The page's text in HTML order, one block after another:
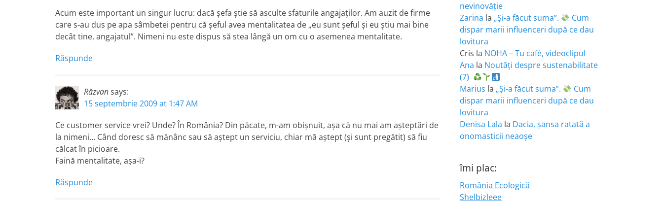
Acum este important un singur lucru: dacă şefa ştie să asculte sfaturile angajaţilor. Am auzit de firme
care s-au dus pe apa sâmbetei pentru că şeful avea mentalitatea de „eu sunt şeful şi eu ştiu mai bine
decât tine, angajatul”. Nimeni nu este dispus să stea lângă un om cu o asemenea mentalitate.
Răspunde
Răzvansays:
15 septembrie 2009 at 1:47 AM
Ce customer service vrei? Unde? În România? Din păcate, m-am obişnuit, aşa că nu mai am aşteptări de
la nimeni… Când doresc să mănânc sau să aştept un serviciu, chiar mă aştept (şi sunt pregătit) să fiu
călcat în picioare.
Faină mentalitate, aşa-i?
Răspunde
nevinovăție
Zarina la „Și-a făcut suma”.
Cum
dispar marii influenceri după ce dau
lovitura
Cris la NOHA – Tu café, videoclipul
Ana la Noutăți despre sustenabilitate
(7)
Marius la „Și-a făcut suma”.
Cum
dispar marii influenceri după ce dau
lovitura
Denisa Lala la Dacia, șansa ratată a
onomasticii neaoșe
îmi plac:
România Ecologică
Shelbizleee